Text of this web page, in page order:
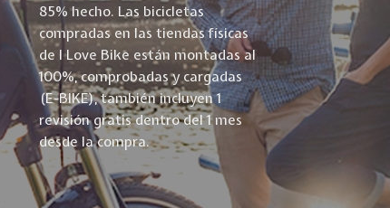
85% hecho. Las bicicletas
compradas en las tiendas físicas
de I Love Bike están montadas al
100%, comprobadas y cargadas
(E-BIKE), también incluyen 1
revisión gratis dentro del 1 mes
desde la compra.